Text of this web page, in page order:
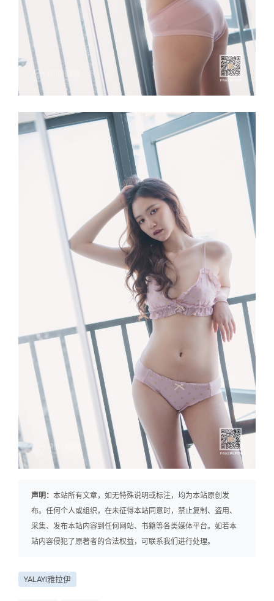
声明： 本站所有文章，如无特殊说明或标注，均为本站原创发
布。任何个人或组织，在未征得本站同意时，禁止复制、盗用、
采集、发布本站内容到任何网站、书籍等各类媒体平台。如若本
站内容侵犯了原著者的合法权益，可联系我们进行处理。
YALAYI雅拉伊